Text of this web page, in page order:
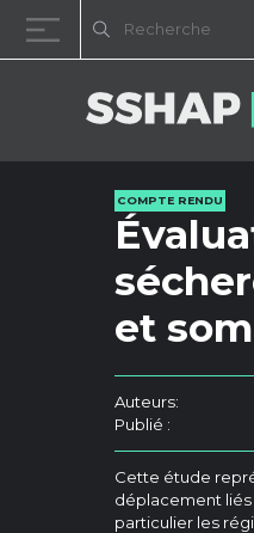
COMPTE RENDU
et
Auteurs:
Publié :
Cette étude
déplacement liés
particulier les